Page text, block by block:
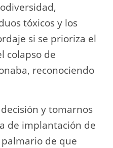
tóxicos y los
si se prioriza el
colapso de
reconociendo
y tomarnos
de implantación de
de que